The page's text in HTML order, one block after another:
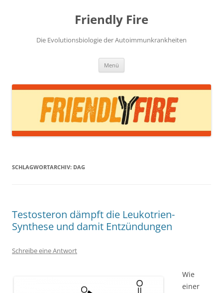
Friendly Fire
Die Evolutionsbiologie der Autoimmunkrankheiten
Menü
SCHLAGWORTARCHIV: DAG
Testosteron dämpft die Leukotrien-
Synthese und damit Entzündungen
Schreibe eine Antwort
Wie
einer